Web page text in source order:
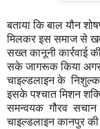
बताया कि बाल यौन
मिलकर इस समाज से
सख्त कानूनी कार्रवाई
सके जागरूक किया अगर
चाइल्डलाइन के
इसके पश्चात मिशन
समन्वयक गौरव सचान
चाइल्डलाइन कानपुर